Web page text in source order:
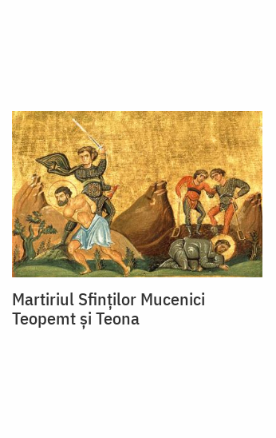
Martiriul Sfinților Mucenici
Teopemt și Teona